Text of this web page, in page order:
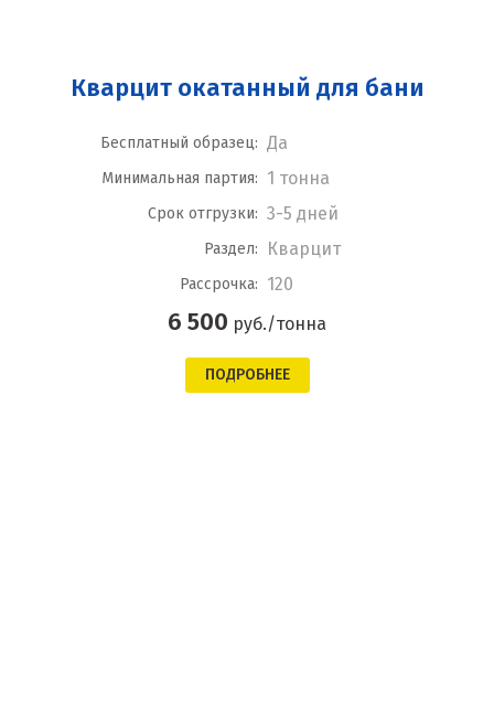
Кварцит окатанный для бани
Бесплатный образец: Да
Минимальная партия: 1 тонна
Срок отгрузки: 3-5 дней
Раздел: Кварцит
Рассрочка: 120
6 500 руб./тонна
ПОДРОБНЕЕ